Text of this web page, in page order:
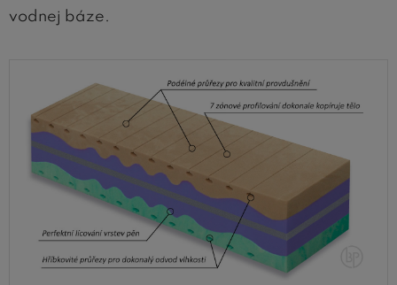
vodnej báze.